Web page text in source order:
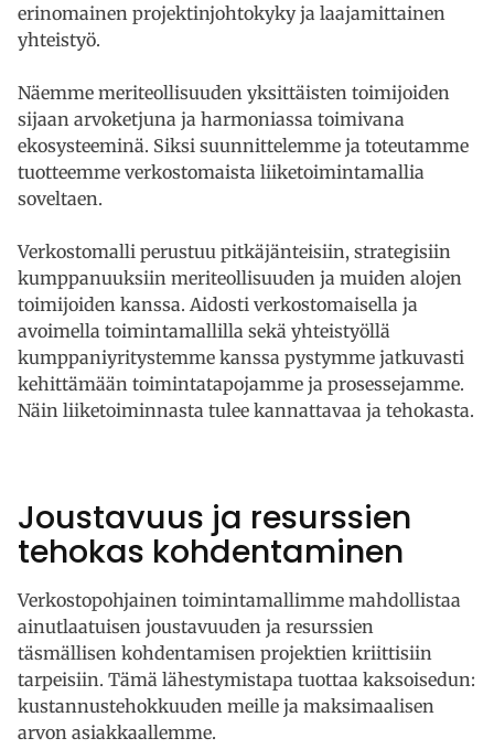
erinomainen projektinjohtokyky ja laajamittainen
yhteistyö.
Näemme meriteollisuuden yksittäisten toimijoiden
sijaan arvoketjuna ja harmoniassa toimivana
ekosysteeminä. Siksi suunnittelemme ja toteutamme
tuotteemme verkostomaista liiketoimintamallia
soveltaen.
Verkostomalli perustuu pitkäjänteisiin, strategisiin
kumppanuuksiin meriteollisuuden ja muiden alojen
toimijoiden kanssa. Aidosti verkostomaisella ja
avoimella toimintamallilla sekä yhteistyöllä
kumppaniyritystemme kanssa pystymme jatkuvasti
kehittämään toimintatapojamme ja prosessejamme.
Näin liiketoiminnasta tulee kannattavaa ja tehokasta.
Joustavuus ja resurssien
tehokas kohdentaminen
Verkostopohjainen toimintamallimme mahdollistaa
ainutlaatuisen joustavuuden ja resurssien
täsmällisen kohdentamisen projektien kriittisiin
tarpeisiin. Tämä lähestymistapa tuottaa kaksoisedun:
kustannustehokkuuden meille ja maksimaalisen
arvon asiakkaallemme.